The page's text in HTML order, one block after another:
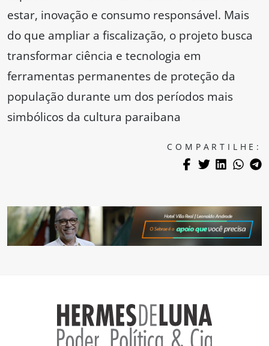
estar, inovação e consumo responsável. Mais
do que ampliar a fiscalização, o projeto busca
transformar ciência e tecnologia em
ferramentas permanentes de proteção da
população durante um dos períodos mais
simbólicos da cultura paraibana
COMPARTILHE: